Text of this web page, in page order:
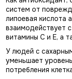
систем от
липоевая кислота
взаимодействует
витамины С и Е, а
У людей с
уменьшает
потребления